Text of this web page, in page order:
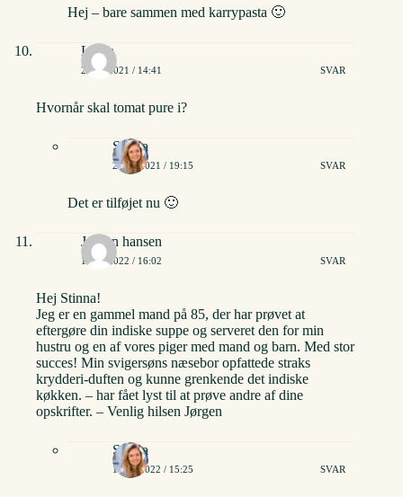
Hej – bare sammen med karrypasta 🙂
Linda
27/10/2021 / 14:41 SVAR
Hvornår skal tomat pure i?
Stinna
27/10/2021 / 19:15 SVAR
Det er tilføjet nu 🙂
Jørgen hansen
15/02/2022 / 16:02 SVAR
Hej Stinna!
Jeg er en gammel mand på 85, der har prøvet at
eftergøre din indiske suppe og serveret den for min
hustru og en af vores piger med mand og barn. Med stor
succes! Min svigersøns næsebor opfattede straks
krydderi-duften og kunne grenkende det indiske
køkken. – har fået lyst til at prøve andre af dine
opskrifter. – Venlig hilsen Jørgen
Stinna
16/02/2022 / 15:25 SVAR